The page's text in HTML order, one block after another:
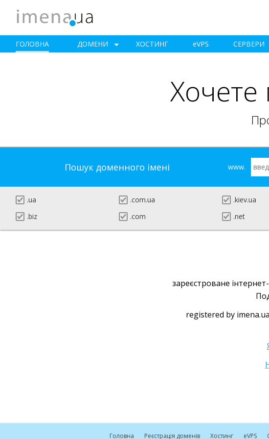
ГОЛОВНА ДОМЕНИ ХОСТИНГ eVPS СЕРВЕРИ
Пошук доменного імені www.
.ua .com.ua .kiev.ua
.biz
.com .net
зареєстроване
registered by
Головна Реєстрація доменів Хостинг eVPS